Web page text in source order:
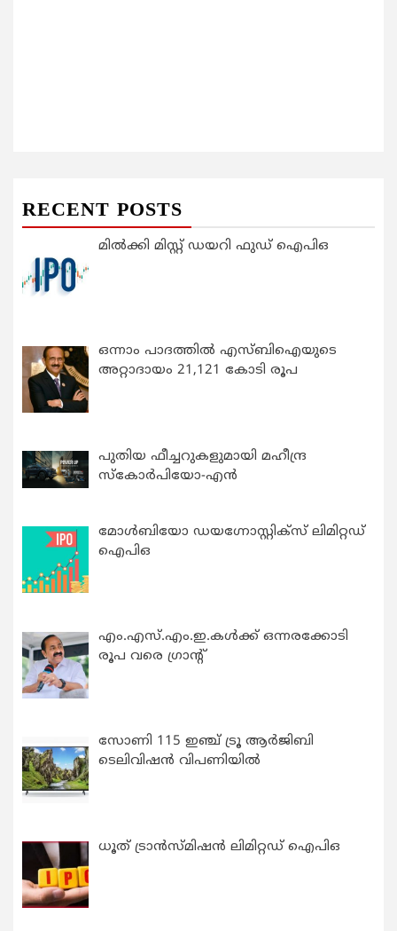
RECENT POSTS
മിൽക്കി മിസ്റ്റ് ഡയറി ഫുഡ് ഐപിഒ
ഒന്നാം പാദത്തിൽ എസ്ബിഐയുടെ
അറ്റാദായം 21,121 കോടി രൂപ
പുതിയ ഫീച്ചറുകളുമായി മഹീന്ദ്ര
സ്കോർപിയോ-എൻ
മോൾബിയോ ഡയഗ്നോസ്റ്റിക്സ് ലിമിറ്റഡ്
ഐപിഒ
എം.എസ്.എം.ഇ.കൾക്ക് ഒന്നരക്കോടി
രൂപ വരെ ഗ്രാന്റ്
സോണി 115 ഇഞ്ച് ട്രൂ ആർജിബി
ടെലിവിഷൻ വിപണിയിൽ
ധൂത് ട്രാൻസ്മിഷൻ ലിമിറ്റഡ് ഐപിഒ